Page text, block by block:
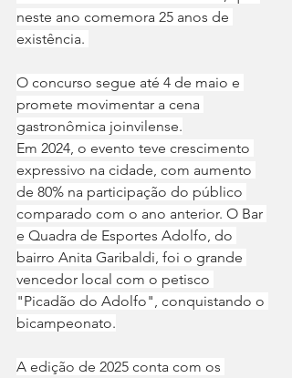
neste ano comemora 25 anos de
existência.
O concurso segue até 4 de maio e
promete movimentar a cena
gastronômica joinvilense.
Em 2024, o evento teve crescimento
expressivo na cidade, com aumento
de 80% na participação do público
comparado com o ano anterior. O Bar
e Quadra de Esportes Adolfo, do
bairro Anita Garibaldi, foi o grande
vencedor local com o petisco
"Picadão do Adolfo", conquistando o
bicampeonato.
A edição de 2025 conta com os